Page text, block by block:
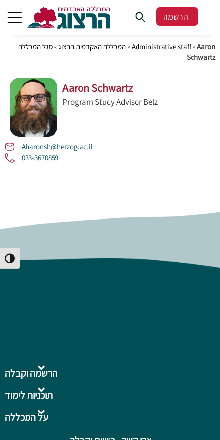
Toggle High Contrast
הרשמה
המכללה האקדמית הרצוג »סגל המכללה »Administrative staff»Aaron
Schwartz
Aaron Schwartz
Program Study Advisor Belz
Aharonsh@herzog.ac.il
073-3670859
על המכללה
תוכניות לימוד
הרשמה וקבלה